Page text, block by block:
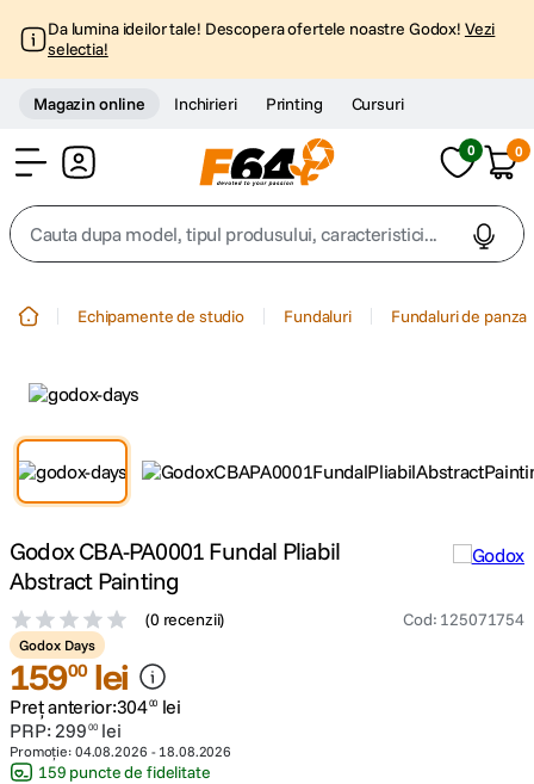
Da lumina ideilor tale! Descopera ofertele noastre Godox! Vezi
selectia!
Magazin online Inchirieri Printing Cursuri
0 0
Cauta dupa model, tipul produsului, caracteristici...
3. trepied telefon
5. canon sx740 hs
6 . lavaliera
7. sony fx
8. card memorie
Echipamente de studio Fundaluri Fundaluri de panza
Godox CBA-PA0001 Fundal Pliabil
Abstract Painting
(0 recenzii) Cod: 125071754
Godox Days
15900 lei
Preț anterior:30400 lei
PRP:299 00 lei
Promoție: 04.08.2026 - 18.08.2026
159 puncte de fidelitate